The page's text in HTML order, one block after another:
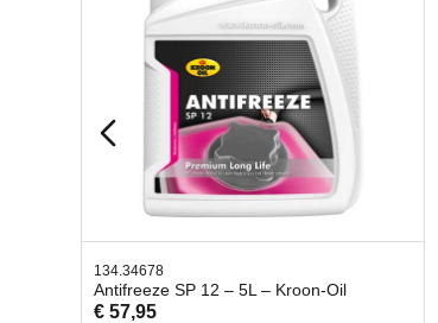
134.34678
Antifreeze SP 12 – 5L – Kroon-Oil
€ 57,95